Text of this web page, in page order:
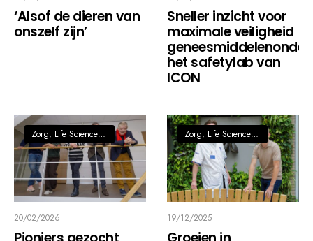
‘Alsof de dieren van
onszelf zijn’
Sneller inzicht voor
maximale veiligheid
het safetylab van
ICON
Zorg, Life Sciences & Health •Digitalisering / AI / Innovatie
20/02/2026
Zorg, Life Sciences & Health •
19/12/2025